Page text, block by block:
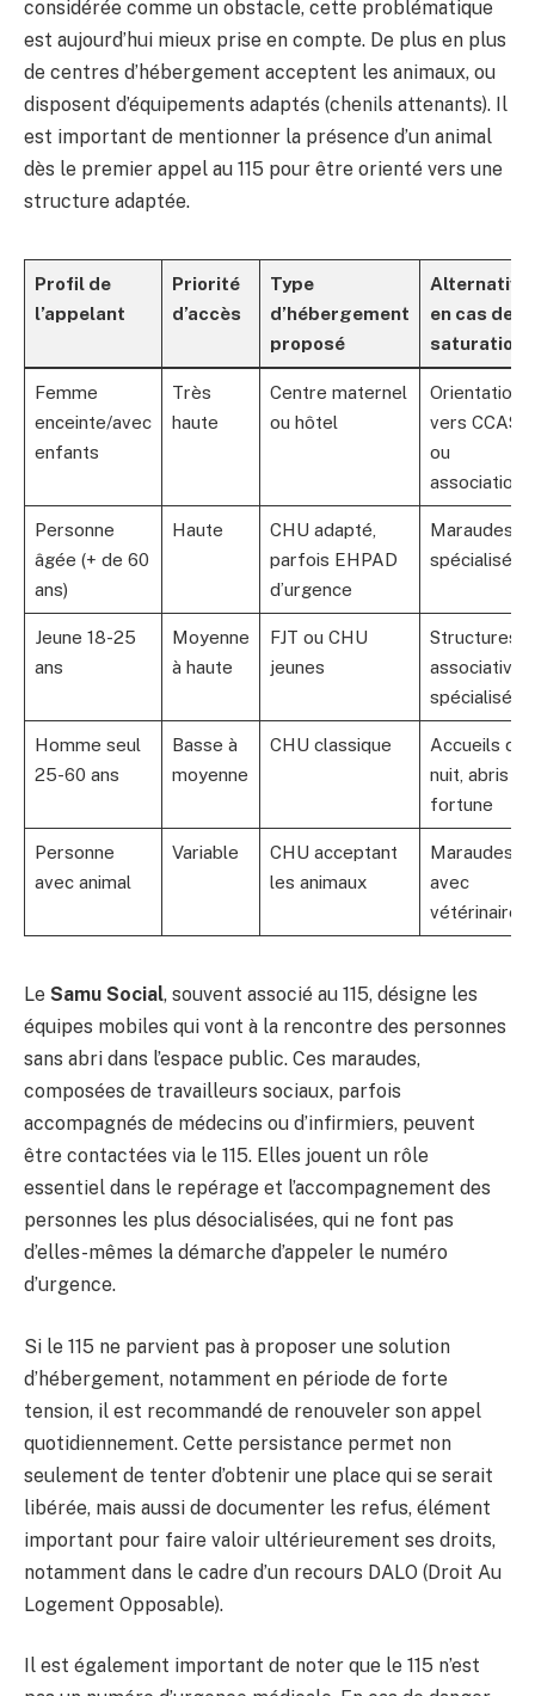
considérée comme un obstacle, cette problématique
est aujourd’hui mieux prise en compte. De plus en plus
de centres d’hébergement acceptent les animaux, ou
disposent d’équipements adaptés (chenils attenants). Il
est important de mentionner la présence d’un animal
dès le premier appel au 115 pour être orienté vers une
structure adaptée.
Profil de
l’appelant
Priorité
d’accès
Type
d’hébergement
proposé
en cas de
saturation
Femme
enceinte/avec
enfants
Très
haute
Centre maternel
ou hôtel
Orientation
vers CCAS
ou
associations
Personne
âgée (+ de 60
ans)
Haute
CHU adapté,
parfois EHPAD
d’urgence
Maraudes
spécialisées
Jeune 18-25
ans
Moyenne
à haute
FJT ou CHU
jeunes
Structures
associatives
spécialisées
Homme seul
25-60 ans
Basse à
moyenne
CHU classique
Accueils de
nuit, abris de
fortune
Personne
avec animal
Variable
CHU acceptant
les animaux
Maraudes
avec
vétérinaires
Le Samu Social, souvent associé au 115, désigne les
équipes mobiles qui vont à la rencontre des personnes
sans abri dans l’espace public. Ces maraudes,
composées de travailleurs sociaux, parfois
accompagnés de médecins ou d’infirmiers, peuvent
être contactées via le 115. Elles jouent un rôle
essentiel dans le repérage et l’accompagnement des
personnes les plus désocialisées, qui ne font pas
d’elles-mêmes la démarche d’appeler le numéro
d’urgence.
Si le 115 ne parvient pas à proposer une solution
d’hébergement, notamment en période de forte
tension, il est recommandé de renouveler son appel
quotidiennement. Cette persistance permet non
seulement de tenter d’obtenir une place qui se serait
libérée, mais aussi de documenter les refus, élément
important pour faire valoir ultérieurement ses droits,
notamment dans le cadre d’un recours DALO (Droit Au
Logement Opposable).
Il est également important de noter que le 115 n’est